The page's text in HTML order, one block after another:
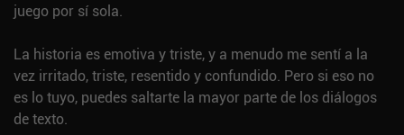
juego por sí sola.
La historia es emotiva y triste, y a menudo me sentí a la
vez irritado, triste, resentido y confundido. Pero si eso no
es lo tuyo, puedes saltarte la mayor parte de los diálogos
de texto.